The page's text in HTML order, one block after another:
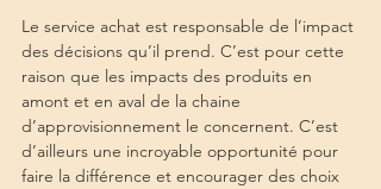
Le service achat est responsable de l’impact
des décisions qu’il prend. C’est pour cette
raison que les impacts des produits en
amont et en aval de la chaine
d’approvisionnement le concernent. C’est
d’ailleurs une incroyable opportunité pour
faire la différence et encourager des choix